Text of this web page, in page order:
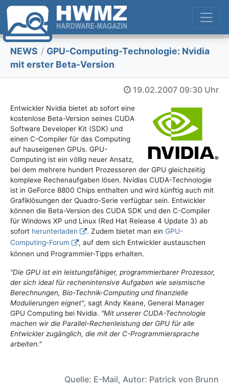
NEWS / GPU-Computing-Technologie: Nvidia
mit erster Beta-Version
19.02.2007 09:30 Uhr
Entwickler Nvidia bietet ab sofort eine
kostenlose Beta-Version seines CUDA
Software Developer Kit (SDK) und
einen C-Compiler für das Computing
auf hauseigenen GPUs. GPU-
Computing ist ein völlig neuer Ansatz,
bei dem mehrere hundert Prozessoren der GPU gleichzeitig
komplexe Rechenaufgaben lösen. Nvidias CUDA-Technologie
ist in GeForce 8800 Chips enthalten und wird künftig auch mit
Grafiklösungen der Quadro-Serie verfügbar sein. Entwickler
können die Beta-Version des CUDA SDK und den C-Compiler
für Windows XP und Linux (Red Hat Release 4 Update 3) ab
sofort herunterladen . Zudem bietet man ein GPU-
Computing-Forum
, auf dem sich Entwickler austauschen
können und Programmier-Tipps erhalten.
"Die GPU ist ein leistungsfähiger, programmierbarer Prozessor,
der sich ideal für rechenintensive Aufgaben wie seismische
Berechnungen, Bio-Technik-Computing und finanzielle
Modulierungen eignet", sagt Andy Keane, General Manager
GPU Computing bei Nvidia. "Mit unserer CUDA-Technologie
machen wir die Parallel-Rechenleistung der GPU für alle
Entwickler zugänglich, die mit der C-Programmiersprache
arbeiten."
Quelle: E-Mail, Autor: Patrick von Brunn